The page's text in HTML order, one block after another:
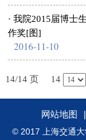
· 我院2015届博士
作奖[图]
2016-11-10
14/14 页 14
网站地图 |
© 2017 上海交通